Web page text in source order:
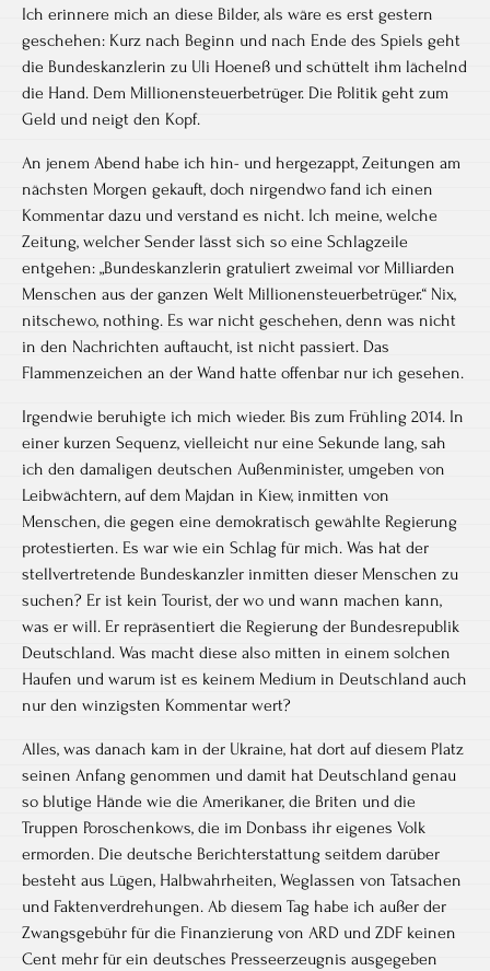
Ich erinnere mich an diese Bilder, als wäre es erst gestern
geschehen: Kurz nach Beginn und nach Ende des Spiels geht
die Bundeskanzlerin zu Uli Hoeneß und schüttelt ihm lächelnd
die Hand. Dem Millionensteuerbetrüger. Die Politik geht zum
Geld und neigt den Kopf.
An jenem Abend habe ich hin- und hergezappt, Zeitungen am
nächsten Morgen gekauft, doch nirgendwo fand ich einen
Kommentar dazu und verstand es nicht. Ich meine, welche
Zeitung, welcher Sender lässt sich so eine Schlagzeile
entgehen: „Bundeskanzlerin gratuliert zweimal vor Milliarden
Menschen aus der ganzen Welt Millionensteuerbetrüger.“ Nix,
nitschewo, nothing. Es war nicht geschehen, denn was nicht
in den Nachrichten auftaucht, ist nicht passiert. Das
Flammenzeichen an der Wand hatte offenbar nur ich gesehen.
Irgendwie beruhigte ich mich wieder. Bis zum Frühling 2014. In
einer kurzen Sequenz, vielleicht nur eine Sekunde lang, sah
ich den damaligen deutschen Außenminister, umgeben von
Leibwächtern, auf dem Majdan in Kiew, inmitten von
Menschen, die gegen eine demokratisch gewählte Regierung
protestierten. Es war wie ein Schlag für mich. Was hat der
stellvertretende Bundeskanzler inmitten dieser Menschen zu
suchen? Er ist kein Tourist, der wo und wann machen kann,
was er will. Er repräsentiert die Regierung der Bundesrepublik
Deutschland. Was macht diese also mitten in einem solchen
Haufen und warum ist es keinem Medium in Deutschland auch
nur den winzigsten Kommentar wert?
Alles, was danach kam in der Ukraine, hat dort auf diesem Platz
seinen Anfang genommen und damit hat Deutschland genau
so blutige Hände wie die Amerikaner, die Briten und die
Truppen Poroschenkows, die im Donbass ihr eigenes Volk
ermorden. Die deutsche Berichterstattung seitdem darüber
besteht aus Lügen, Halbwahrheiten, Weglassen von Tatsachen
und Faktenverdrehungen. Ab diesem Tag habe ich außer der
Zwangsgebühr für die Finanzierung von ARD und ZDF keinen
Cent mehr für ein deutsches Presseerzeugnis ausgegeben